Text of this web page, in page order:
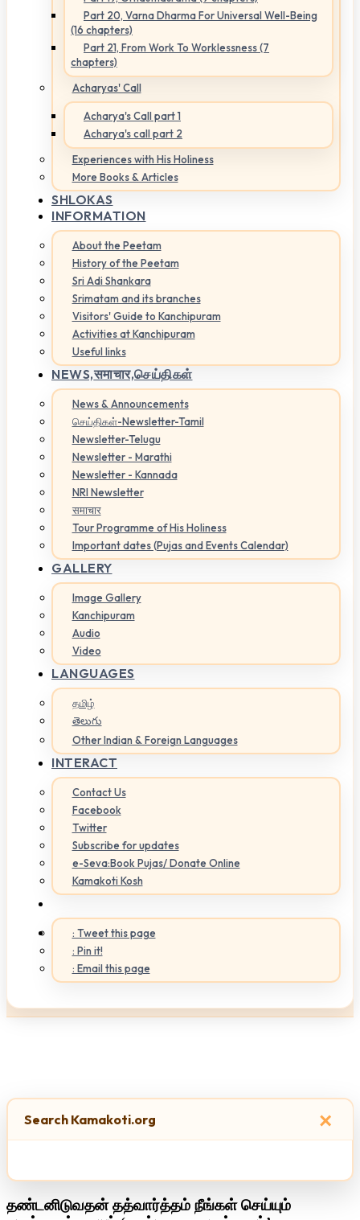
Part 20, Varna Dharma For Universal Well-Being
(16 chapters)
Part 21, From Work To Worklessness (7
chapters)
Acharyas' Call
Acharya's Call part 1
Acharya's call part 2
Experiences with His Holiness
More Books & Articles
SHLOKAS
INFORMATION
About the Peetam
History of the Peetam
Sri Adi Shankara
Srimatam and its branches
Visitors' Guide to Kanchipuram
Activities at Kanchipuram
Useful links
NEWS,समाचार,செய்திகள்
News & Announcements
செய்திகள்-Newsletter-Tamil
Newsletter-Telugu
Newsletter - Marathi
Newsletter - Kannada
NRI Newsletter
समाचार
Tour Programme of His Holiness
Important dates (Pujas and Events Calendar)
GALLERY
Image Gallery
Kanchipuram
Audio
Video
LANGUAGES
தமிழ்
తెలుగు
Other Indian & Foreign Languages
INTERACT
Contact Us
Facebook
Twitter
Subscribe for updates
e-Seva:Book Pujas/ Donate Online
Kamakoti Kosh
: Tweet this page
: Pin it!
: Email this page
×
Search Kamakoti.org
தண்டனிடுவதன் தத்வார்த்தம் நீங்கள் செய்யும்